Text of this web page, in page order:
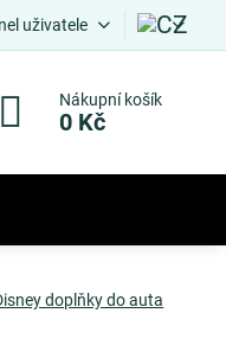
uživatele
Nákupní košík
0 Kč
doplňky do auta